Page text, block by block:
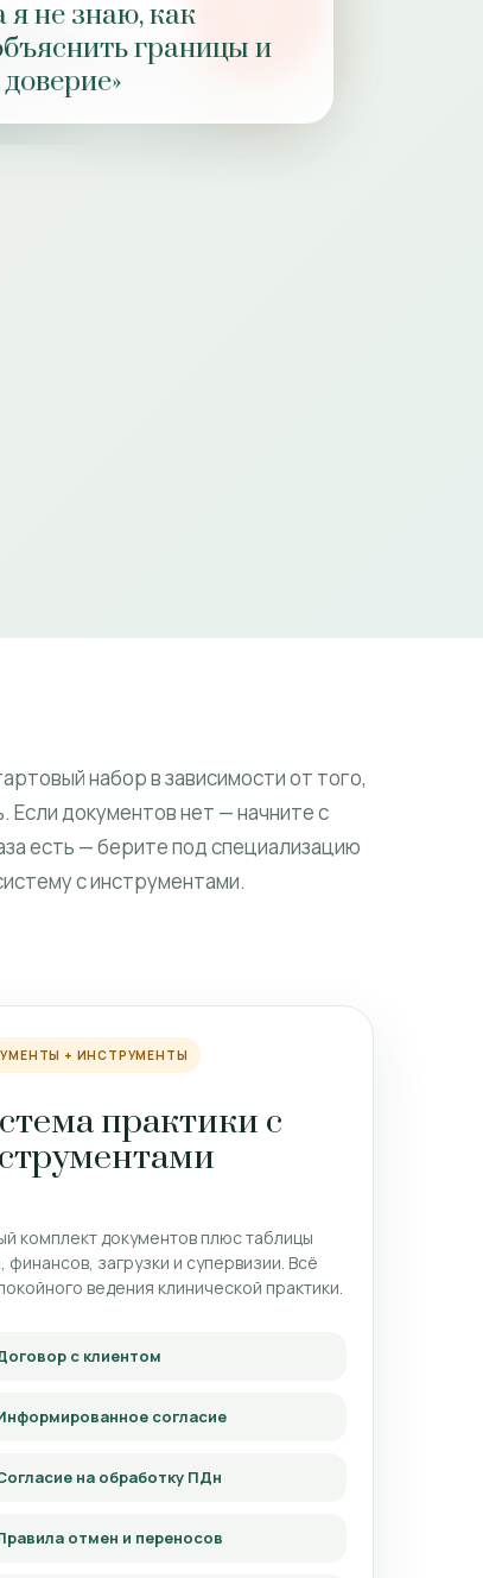
ПРАКТИКИ
я не знаю, как
границы и
набор в зависимости от того,
Если документов нет — начните с
есть — берите под специализацию
с инструментами.
+ ИНСТРУМЕНТЫ
практики с
комплект документов плюс таблицы
финансов, загрузки и супервизии. Всё
ведения клинической практики.
с клиентом
согласие
на обработку ПДн
отмен и переносов